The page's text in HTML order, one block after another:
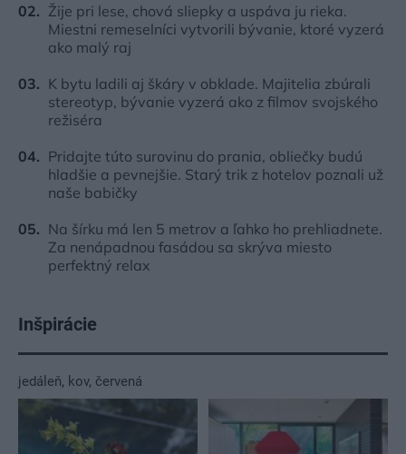
Žije pri lese, chová sliepky a uspáva ju rieka.
Miestni remeselníci vytvorili bývanie, ktoré vyzerá
ako malý raj
K bytu ladili aj škáry v obklade. Majitelia zbúrali
stereotyp, bývanie vyzerá ako z filmov svojského
režiséra
Pridajte túto surovinu do prania, obliečky budú
hladšie a pevnejšie. Starý trik z hotelov poznali už
naše babičky
Na šírku má len 5 metrov a ľahko ho prehliadnete.
Za nenápadnou fasádou sa skrýva miesto
perfektný relax
Inšpirácie
jedáleň, kov, červená